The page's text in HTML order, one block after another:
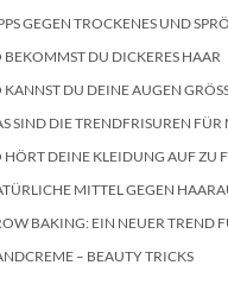
GEGEN TROCKENES UND
BEKOMMST DU DICKERES HAAR
KANNST DU DEINE AUGEN
SIND DIE TRENDFRISUREN
HÖRT DEINE KLEIDUNG AUF ZU
MITTEL GEGEN
BAKING: EIN NEUER TREND
– BEAUTY TRICKS